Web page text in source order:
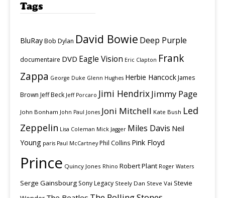
Tags
BluRayBob Dylan David Bowie Deep Purple
documentaire DVD Eagle Vision Eric Clapton Frank
Zappa George Duke Glenn Hughes Herbie HancockJames
Brown Jeff Beck Jeff Porcaro Jimi HendrixJimmy Page
John Bonham John Paul Jones Joni Mitchell Kate Bush Led
Zeppelin Lisa Coleman Mick Jagger Miles Davis Neil
Young paris Paul McCartney Phil Collins Pink Floyd
Prince Quincy Jones Rhino Robert Plant Roger Waters
Serge Gainsbourg Sony Legacy Steely Dan Steve Vai Stevie